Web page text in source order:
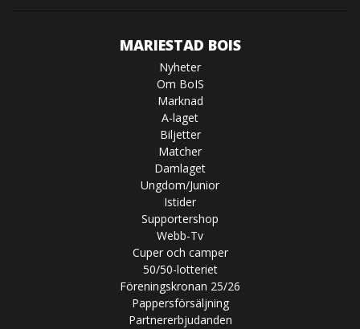
MARIESTAD BOIS
Nyheter
Om BoIS
Marknad
A-laget
Biljetter
Matcher
Damlaget
Ungdom/Junior
Istider
Supportershop
Webb-Tv
Cuper och camper
50/50-lotteriet
Föreningskronan 25/26
Pappersförsäljning
Partnererbjudanden